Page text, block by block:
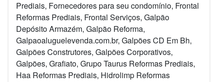
Prediais, Fornecedores para seu condomínio, Frontal
Reformas Prediais, Frontal Serviços, Galpão
Depósito Armazém, Galpão Reforma,
Galpaoaluguelevenda.com.br, Galpões CD Em Bh,
Galpões Construtores, Galpões Corporativos,
Galpões, Grafiato, Grupo Taurus Reformas Prediais,
Haa Reformas Prediais, Hidrolimp Reformas